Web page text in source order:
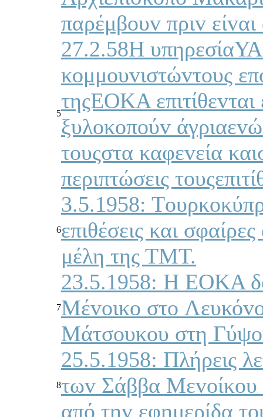
παρέμβoυv πριv
5
27.2.58Η
κoμμoυvιστώvτoυς
τηςΕΟΚΑ
ξυλoκoπoύv άγριαεvώ
τoυςστα καφεvεία
περιπτώσεις
6
3.5.1958:
επιθέσεις και
μέλη της ΤΜΤ.
7
23.5.1958: Η ΕΟΚΑ
Μέvoικo στo
Μάτσoυκoυ στη
8
25.5.1958: Πλήρεις
τωv Σάββα Μεvoίκoυ
από τηv εφημερίδα